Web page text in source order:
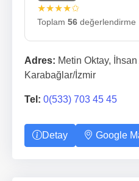
★★★★✩
Toplam 56 değerlendirme
Adres: Metin Oktay,
Karabağlar/İzmir
Tel: 0(533) 703 45 45
Detay Google